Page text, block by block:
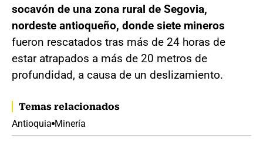
socavón de una zona rural de Segovia,
nordeste antioqueño, donde siete mineros
fueron rescatados tras más de 24 horas de
estar atrapados a más de 20 metros de
profundidad, a causa de un deslizamiento.
Temas relacionados
Antioquia Minería